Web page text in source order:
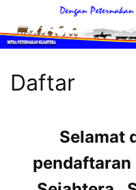
konten
Mitra
Peternakan
MItra
Peternak
Daftar
Selamat
pendaftaran